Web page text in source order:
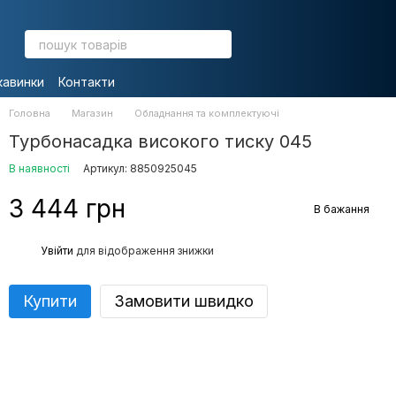
Контакти
Головна Магазин Обладнання та комплектуючі
Турбонасадка високого тиску 045
В наявності Артикул: 8850925045
3 444 грн В бажання
Увійти для відображення знижки
Купити Замовити швидко